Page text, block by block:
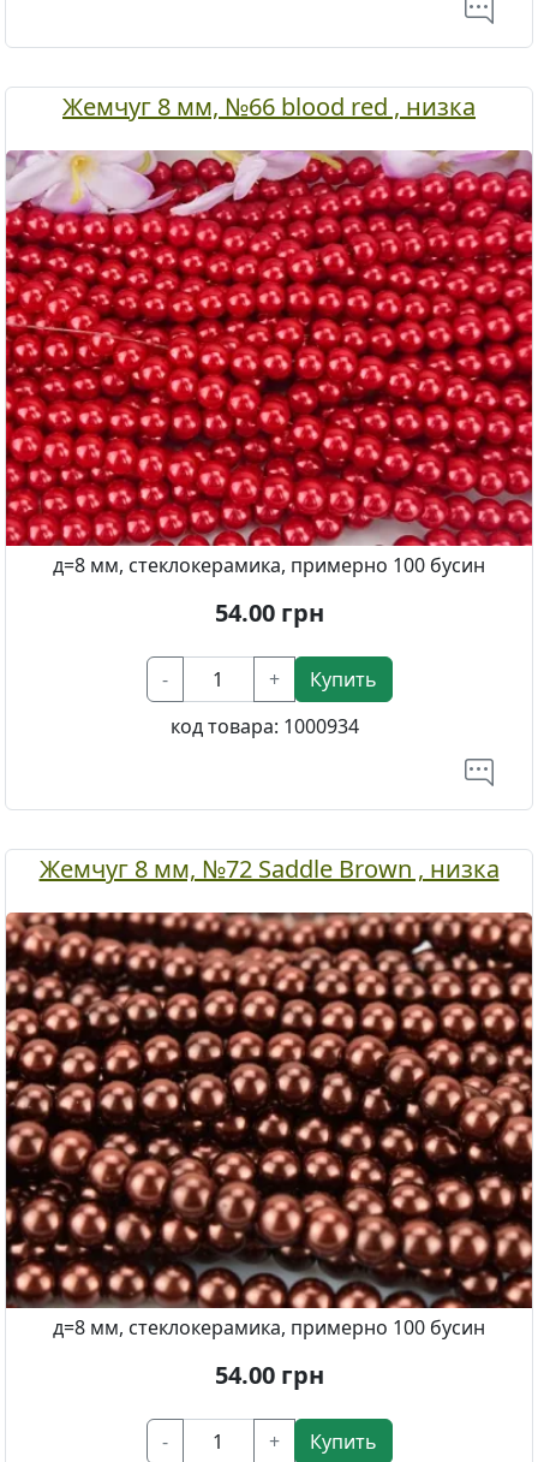
Жемчуг 8 мм, №66 blood red , низка
д=8 мм, стеклокерамика, примерно 100 бусин
54.00грн
- +
Купить
код товара: 1000934
Жемчуг 8 мм, №72 Saddle Brown , низка
д=8 мм, стеклокерамика, примерно 100 бусин
54.00грн
- +
Купить